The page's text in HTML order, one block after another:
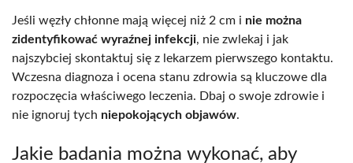
Jeśli węzły chłonne mają więcej niż 2 cm i nie można
zidentyfikować wyraźnej infekcji, nie zwlekaj i jak
najszybciej skontaktuj się z lekarzem pierwszego kontaktu.
Wczesna diagnoza i ocena stanu zdrowia są kluczowe dla
rozpoczęcia właściwego leczenia. Dbaj o swoje zdrowie i
nie ignoruj tych niepokojących objawów.
Jakie badania można wykonać, aby